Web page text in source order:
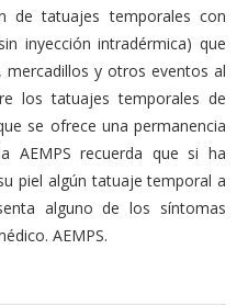
de tatuajes temporales con
inyección intradérmica) que
mercadillos y otros eventos al
los tatuajes temporales de
se ofrece una permanencia
AEMPS recuerda que si ha
piel algún tatuaje temporal a
alguno de los síntomas
AEMPS.